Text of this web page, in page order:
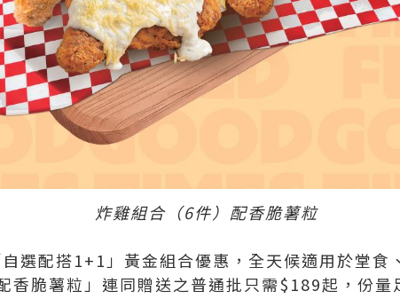
炸雞組合（6件）配香脆薯粒
選配搭1+1」黃金組合優惠，全天候適用於堂食
香脆薯粒」連同贈送之普通批只需$189起，份量